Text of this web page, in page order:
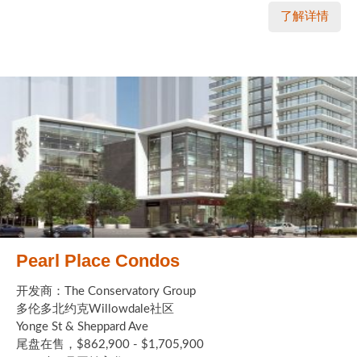
了解详情
Pearl Place Condos
开发商：The Conservatory Group
多伦多北约克Willowdale社区
Yonge St & Sheppard Ave
尾盘在售，$862,900 - $1,705,900